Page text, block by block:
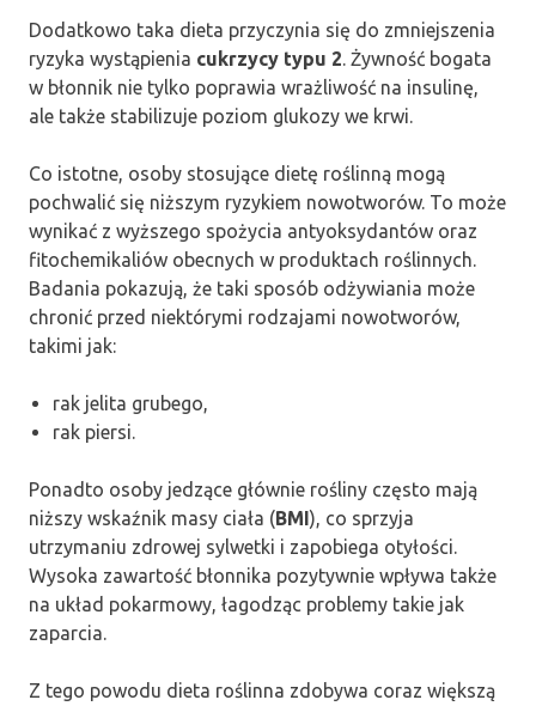
Dodatkowo taka dieta przyczynia się do zmniejszenia
ryzyka wystąpienia cukrzycy typu 2 . Żywność bogata
w błonnik nie tylko poprawia wrażliwość na insulinę,
ale także stabilizuje poziom glukozy we krwi.
Co istotne, osoby stosujące dietę roślinną mogą
pochwalić się niższym ryzykiem nowotworów. To może
wynikać z wyższego spożycia antyoksydantów oraz
fitochemikaliów obecnych w produktach roślinnych.
Badania pokazują, że taki sposób odżywiania może
chronić przed niektórymi rodzajami nowotworów,
takimi jak:
rak jelita grubego,
rak piersi.
Ponadto osoby jedzące głównie rośliny często mają
niższy wskaźnik masy ciała (BMI), co sprzyja
utrzymaniu zdrowej sylwetki i zapobiega otyłości.
Wysoka zawartość błonnika pozytywnie wpływa także
na układ pokarmowy, łagodząc problemy takie jak
zaparcia.
Z tego powodu dieta roślinna zdobywa coraz większą